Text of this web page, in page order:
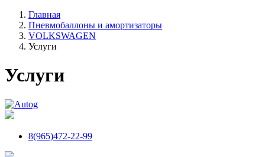
Главная
Пневмобаллоны и амортизаторы
VOLKSWAGEN
Услуги
Услуги
8(965)472-22-99